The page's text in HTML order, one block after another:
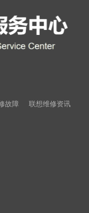
故障 联想维修资讯